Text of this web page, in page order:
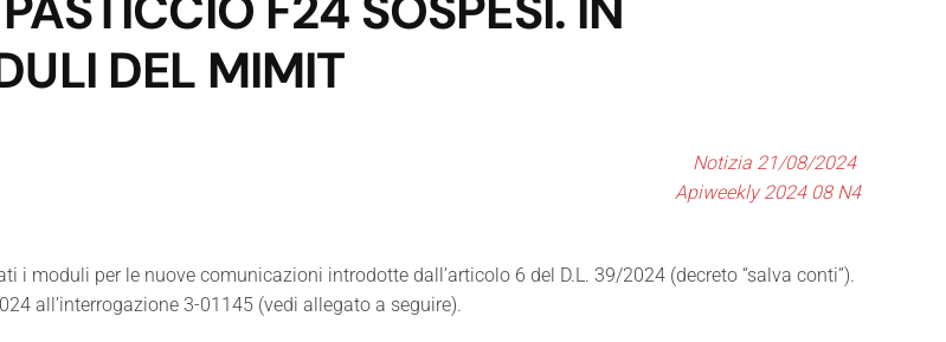
DEL MIMIT
Notizia 21/08/2024
Apiweekly 2024 08 N4
moduli per le nuove comunicazioni introdotte dall’articolo 6 del D.L. 39/2024 (decreto “salva conti”).
all’interrogazione 3-01145 (vedi allegato a seguire).